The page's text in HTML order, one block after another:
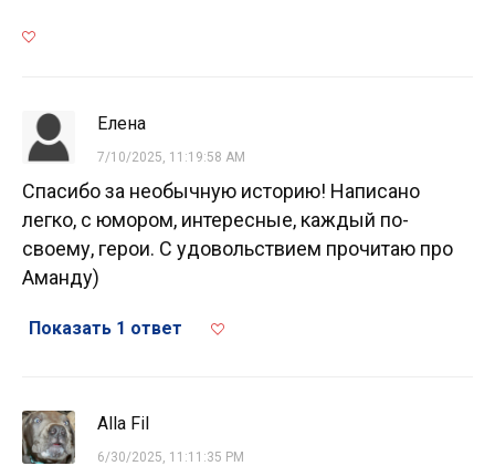
Елена
7/10/2025, 11:19:58 AM
Спасибо за необычную историю! Написано
легко, с юмором, интересные, каждый по-
своему, герои. С удовольствием прочитаю про
Аманду)
Показать 1 ответ
Alla Fil
6/30/2025, 11:11:35 PM